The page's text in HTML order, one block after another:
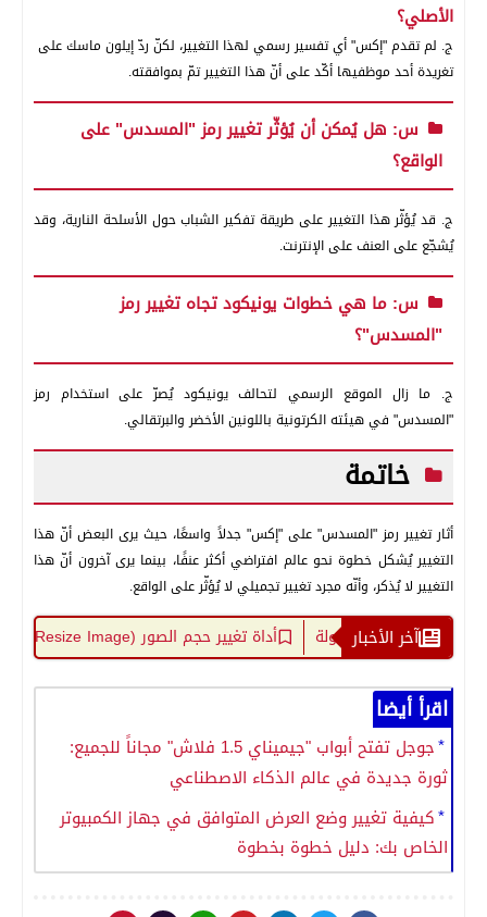
الأصلي؟
ج. لم تقدم "إكس" أي تفسير رسمي لهذا التغيير، لكنّ ردّ إيلون ماسك على
تغريدة أحد موظفيها أكّد على أنّ هذا التغيير تمّ بموافقته.
س: هل يُمكن أن يُؤثّر تغيير رمز "المسدس" على
الواقع؟
ج. قد يُؤثّر هذا التغيير على طريقة تفكير الشباب حول الأسلحة النارية، وقد
يُشجّع على العنف على الإنترنت.
س: ما هي خطوات يونيكود تجاه تغيير رمز
"المسدس"؟
ج. ما زال الموقع الرسمي لتحالف يونيكود يُصرّ على استخدام رمز
"المسدس" في هيئته الكرتونية باللونين الأخضر والبرتقالي.
خاتمة
أثار تغيير رمز "المسدس" على "إكس" جدلاً واسعًا، حيث يرى البعض أنّ هذا
التغيير يُشكل خطوة نحو عالم افتراضي أكثر عنفًا، بينما يرى آخرون أنّ هذا
التغيير لا يُذكر، وأنّه مجرد تغيير تجميلي لا يُؤثّر على الواقع.
آخر الأخباربكل سهولة أداة تغيير حجم الصور (Resize Image) - افضل أداة لتعديل أبعاد الصور
اقرأ أيضا
جوجل تفتح أبواب "جيميناي 1.5 فلاش" مجاناً للجميع:
ثورة جديدة في عالم الذكاء الاصطناعي
كيفية تغيير وضع العرض المتوافق في جهاز الكمبيوتر
الخاص بك: دليل خطوة بخطوة